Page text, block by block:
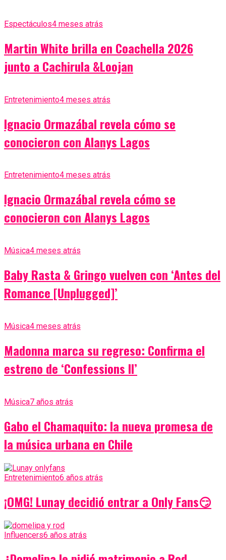
Espectáculos4 meses atrás
Martin White brilla en Coachella 2026
junto a Cachirula &Loojan
Entretenimiento4 meses atrás
Ignacio Ormazábal revela cómo se
conocieron con Alanys Lagos
Entretenimiento4 meses atrás
Ignacio Ormazábal revela cómo se
conocieron con Alanys Lagos
Música4 meses atrás
Baby Rasta & Gringo vuelven con ‘Antes del
Romance [Unplugged]’
Música4 meses atrás
Madonna marca su regreso: Confirma el
estreno de ‘Confessions II’
Música7 años atrás
Gabo el Chamaquito: la nueva promesa de
la música urbana en Chile
Entretenimiento6 años atrás
¡OMG! Lunay decidió entrar a Only Fans😏
Influencers6 años atrás